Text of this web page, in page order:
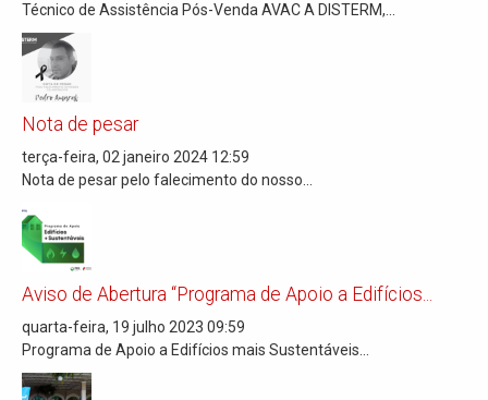
Técnico de Assistência Pós-Venda AVAC A DISTERM,...
Nota de pesar
terça-feira, 02 janeiro 2024 12:59
Nota de pesar pelo falecimento do nosso...
Aviso de Abertura “Programa de Apoio a Edifícios...
quarta-feira, 19 julho 2023 09:59
Programa de Apoio a Edifícios mais Sustentáveis...